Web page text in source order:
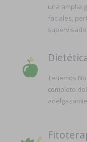
una amplia
faciales,
Tenemos
completo